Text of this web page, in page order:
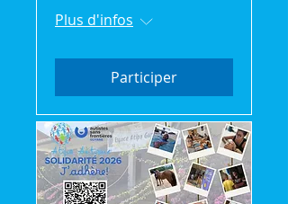
Plus d'infos
Participer